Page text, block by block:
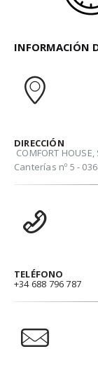
INFORMACIÓN
DIRECCIÓN
COMFORT
Canterías nº 5 -
TELÉFONO
+34 688 796 787